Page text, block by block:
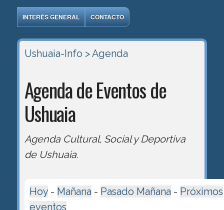
INTERÉS GENERAL CONTACTO
Ushuaia-Info > Agenda
Agenda de Eventos de
Ushuaia
Agenda Cultural, Social y Deportiva
de Ushuaia.
Hoy- Mañana - Pasado Mañana - Próximos
eventos